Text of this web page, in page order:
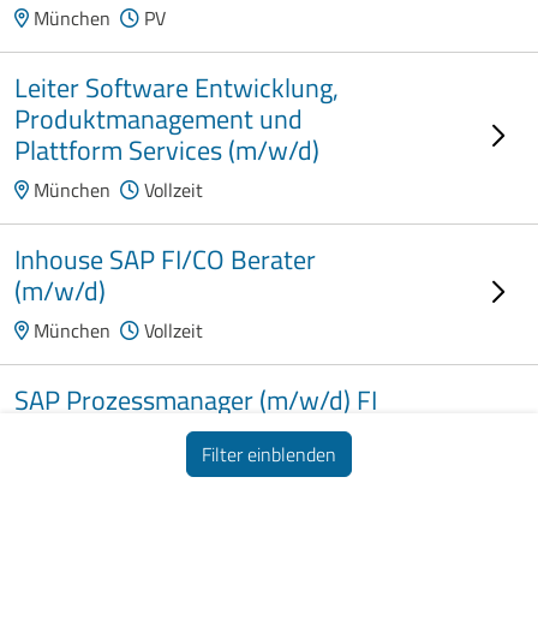
Filter einblenden
München PV
Leiter Software Entwicklung,
Produktmanagement und
Plattform Services (m/w/d)
München Vollzeit
Inhouse SAP FI/CO Berater
(m/w/d)
München Vollzeit
SAP Prozessmanager (m/w/d) FI